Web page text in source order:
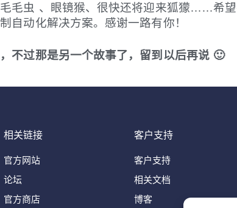
毛虫 、眼镜猴、很快还将迎来狐獴……希
自动化解决方案。感谢一路有你！
不过那是另一个故事了，留到以后再说 🙂
相关链接
官方网站
论坛
官方商店
客户支持
客户支持
相关文档
博客